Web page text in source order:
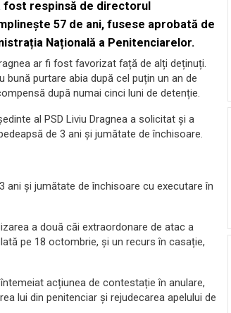
fost respinsă de directorul
57 de ani, fusese aprobată de
Națională a Penitenciarelor.
ar fi fost favorizat față de alți deținuți.
purtare abia după cel puțin un an de
după numai cinci luni de detenție.
al PSD Liviu Dragnea a solicitat și a
de 3 ani și jumătate de închisoare.
ani și jumătate de închisoare cu executare în
a două căi extraordonare de atac a
pe 18 octombrie, și un recurs în casație,
acțiunea de contestație în anulare,
lui din penitenciar şi rejudecarea apelului de